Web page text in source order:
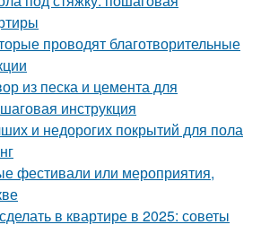
проводят благотворительные
из песка и цемента для
инструкция
и недорогих покрытий для пола
фестивали или мероприятия,
в квартире в 2025: советы